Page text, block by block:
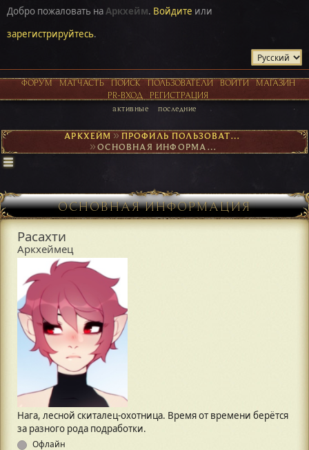
Добро пожаловать наАркхейм. Войдите или
зарегистрируйтесь.
ФОРУМ МАТЧАСТЬ ПОИСК ПОЛЬЗОВАТЕЛИ ВОЙТИ
МАГАЗИН
PR-ВХОД
РЕГИСТРАЦИЯ
активные последние
АРКХЕЙМ► ПРОФИЛЬ ПОЛЬЗОВАТЕЛЯ РАСАХТИ
► ОСНОВНАЯ ИНФОРМАЦИЯ
ОСНОВНАЯ ИНФОРМАЦИЯ
Расахти
Аркхеймец
Нага, лесной скиталец-охотница. Время от времени берётся
за разного рода подработки.
Офлайн